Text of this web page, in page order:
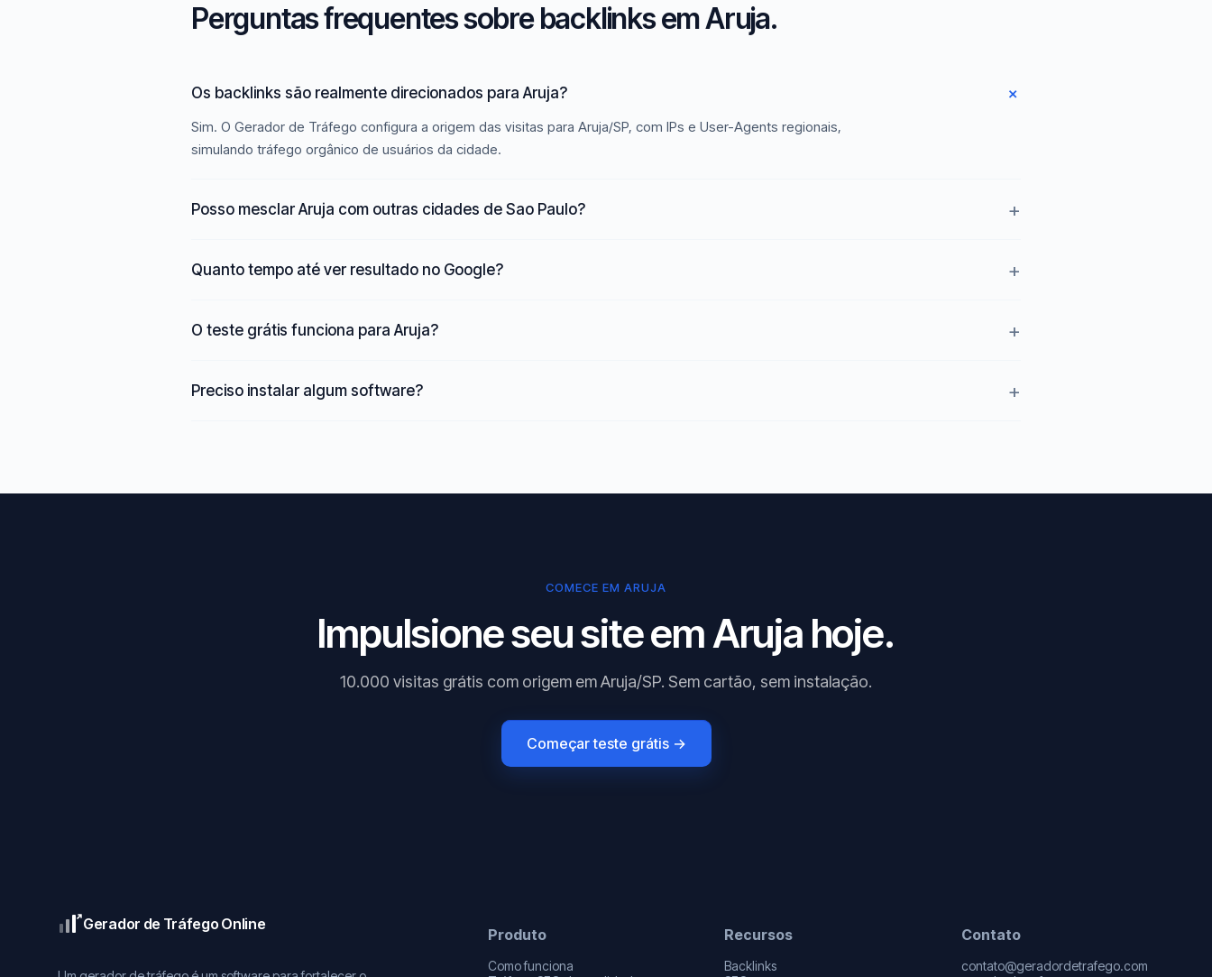
Perguntas frequentes sobre backlinks em Aruja.
Os backlinks são realmente direcionados para Aruja?
Sim. O Gerador de Tráfego configura a origem das visitas para Aruja/SP, com IPs e User-Agents regionais,
simulando tráfego orgânico de usuários da cidade.
Posso mesclar Aruja com outras cidades de Sao Paulo?
Quanto tempo até ver resultado no Google?
O teste grátis funciona para Aruja?
Preciso instalar algum software?
COMECE EM ARUJA
Impulsione seu site em Aruja hoje.
10.000 visitas grátis com origem em Aruja/SP. Sem cartão, sem instalação.
Começar teste grátis →
Gerador de Tráfego Online
Produto
Como funciona
Recursos
Backlinks
Contato
contato@geradordetrafego.com